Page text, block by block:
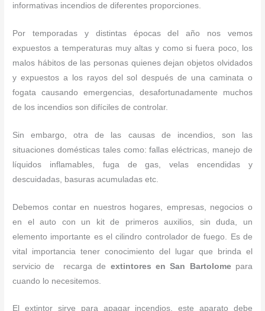
informativas incendios de diferentes proporciones.
Por temporadas y distintas épocas del año nos vemos
expuestos a temperaturas muy altas y como si fuera poco, los
malos hábitos de las personas quienes dejan objetos olvidados
y expuestos a los rayos del sol después de una caminata o
fogata causando emergencias, desafortunadamente muchos
de los incendios son difíciles de controlar.
Sin embargo, otra de las causas de incendios, son las
situaciones domésticas tales como: fallas eléctricas, manejo de
líquidos inflamables, fuga de gas, velas encendidas y
descuidadas, basuras acumuladas etc.
Debemos contar en nuestros hogares, empresas, negocios o
en el auto con un kit de primeros auxilios, sin duda, un
elemento importante es el cilindro controlador de fuego. Es de
vital importancia tener conocimiento del lugar que brinda el
servicio de recarga de extintores en San Bartolome para
cuando lo necesitemos.
El extintor sirve para apagar incendios, este aparato debe